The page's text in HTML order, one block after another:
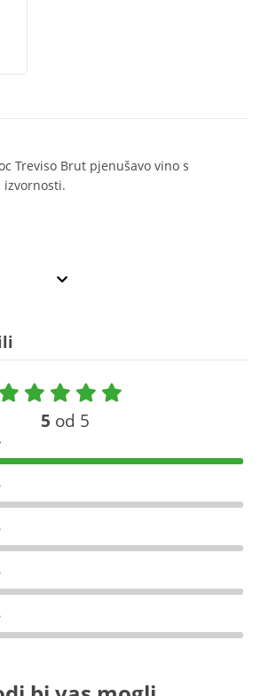
Treviso Brut pjenušavo vino s
izvornosti.
5 od 5